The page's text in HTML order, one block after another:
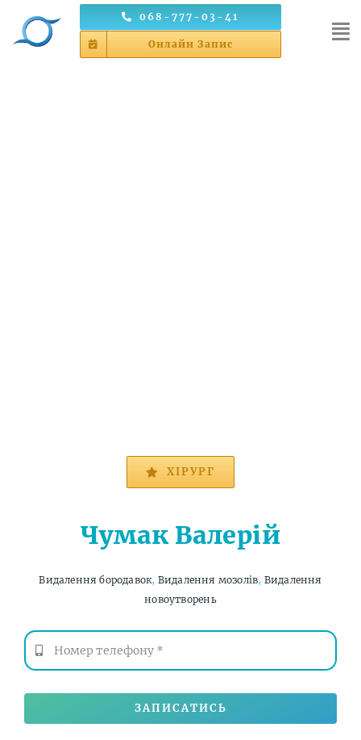
068-777-03-41
Онлайн Запис
ХІРУРГ
Чумак Валерій
Видалення бородавок, Видалення мозолів, Видалення
новоутворень
ЗАПИСАТИСЬ